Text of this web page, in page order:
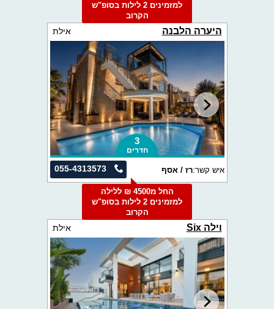
למזמינים 2 לילות בסופ"ש
הקרוב
היערה הלבנה אילת
3
חדרים
055-4313573 איש קשר:רז / אסף
החל מ4500 ₪ ללילה
למזמינים 2 לילות בסופ"ש
הקרוב
וילה Six אילת